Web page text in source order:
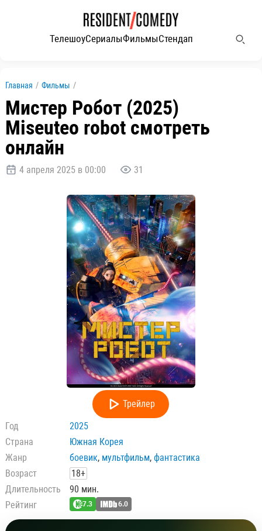
ТелешоуСериалыФильмыСтендап
Главная / Фильмы /
Мистер Робот (2025)
Miseuteo robot смотреть
онлайн
4 апреля 2025 в 00:00 31
Трейлер
Год
2025
Страна
Южная Корея
Жанр
боевик, мультфильм, фантастика
Возраст
18+
Длительность
90 мин.
Рейтинг
7.3 6.0